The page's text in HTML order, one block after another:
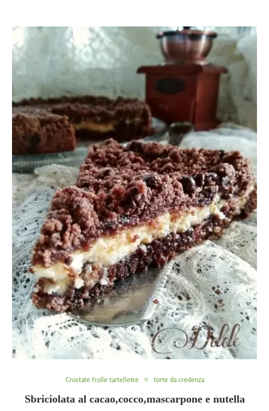
Crostate frolle tartellette torte da credenza
Sbriciolata al cacao,cocco,mascarpone e nutella